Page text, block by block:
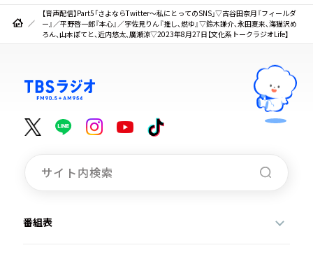
【音声配信】Part5「さよならTwitter～私にとってのSNS」▽古谷田奈月『フィールダ
ー』／平野啓一郎『本心』／宇佐見りん『推し、燃ゆ』▽鈴木謙介、永田夏来、海猫沢め
ろん、山本ぽてと、近内悠太、廣瀬涼▽2023年8月27日【文化系トークラジオLife】
番組表